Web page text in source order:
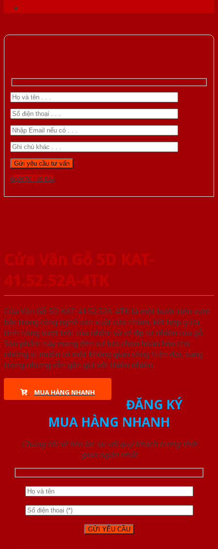
Gọi 0976.169.864
Cửa Vân Gỗ 5D KAT-
41.52.52A-4TK
Cửa Vân Gỗ 5D KAT-41.52.52A-4TK là một bước tiến vượt
bậc trong công nghệ sản xuất cửa nhôm, kết hợp giữa
tính năng vượt trội của nhôm và vẻ đẹp tự nhiên của gỗ.
Sản phẩm này mang đến sự lựa chọn hoàn hảo cho
những ai muốn có một không gian sống hiện đại, sang
trọng nhưng vẫn gần gũi với thiên nhiên.
MUA HÀNG NHANH
ĐĂNG KÝ
MUA HÀNG NHANH
Chúng tôi sẽ liên lạc lại với quý khách trong thời
gian ngắn nhất